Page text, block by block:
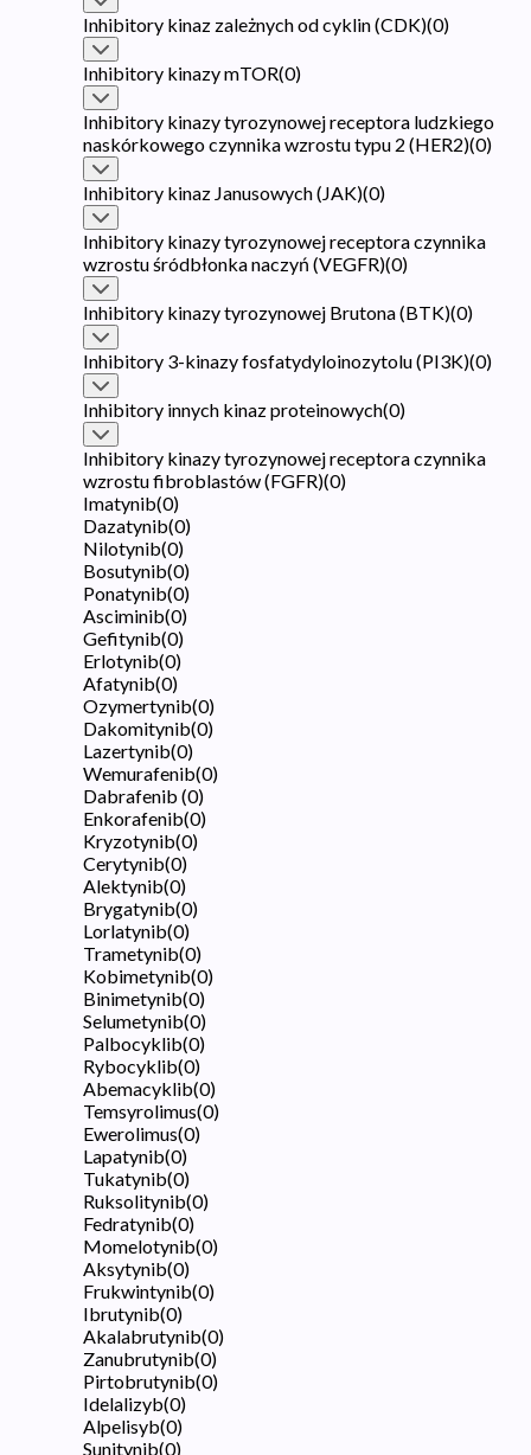
Inhibitory kinaz zależnych od cyklin (CDK)(0)
Inhibitory kinazy mTOR(0)
Inhibitory kinazy tyrozynowej receptora ludzkiego
naskórkowego czynnika wzrostu typu 2 (HER2)(0)
Inhibitory kinaz Janusowych (JAK)(0)
Inhibitory kinazy tyrozynowej receptora czynnika
wzrostu śródbłonka naczyń (VEGFR)(0)
Inhibitory kinazy tyrozynowej Brutona (BTK)(0)
Inhibitory 3-kinazy fosfatydyloinozytolu (PI3K)(0)
Inhibitory innych kinaz proteinowych(0)
Inhibitory kinazy tyrozynowej receptora czynnika
wzrostu fibroblastów (FGFR)(0)
Imatynib(0)
Dazatynib(0)
Nilotynib(0)
Bosutynib(0)
Ponatynib(0)
Asciminib(0)
Gefitynib(0)
Erlotynib(0)
Afatynib(0)
Ozymertynib(0)
Dakomitynib(0)
Lazertynib(0)
Wemurafenib(0)
Dabrafenib (0)
Enkorafenib(0)
Kryzotynib(0)
Cerytynib(0)
Alektynib(0)
Brygatynib(0)
Lorlatynib(0)
Trametynib(0)
Kobimetynib(0)
Binimetynib(0)
Selumetynib(0)
Palbocyklib(0)
Rybocyklib(0)
Abemacyklib(0)
Temsyrolimus(0)
Ewerolimus(0)
Lapatynib(0)
Tukatynib(0)
Ruksolitynib(0)
Fedratynib(0)
Momelotynib(0)
Aksytynib(0)
Frukwintynib(0)
Ibrutynib(0)
Akalabrutynib(0)
Zanubrutynib(0)
Pirtobrutynib(0)
Idelalizyb(0)
Alpelisyb(0)
Sunitynib(0)